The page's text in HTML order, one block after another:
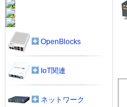
OpenBlocks
IoT関連
ネットワーク